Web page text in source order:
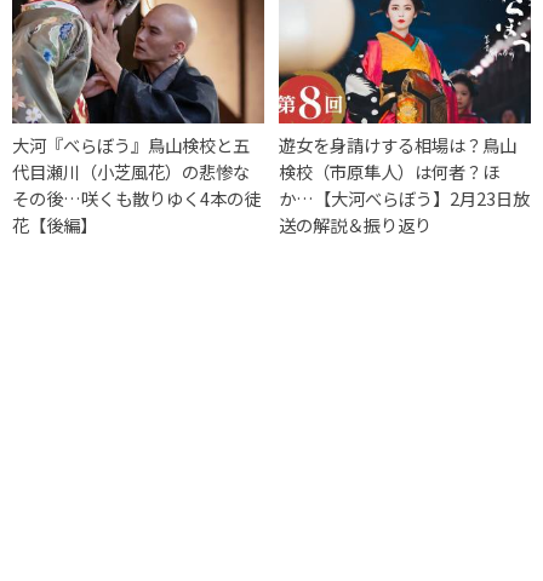
大河『べらぼう』鳥山検校と五
代目瀬川（小芝風花）の悲惨な
その後…咲くも散りゆく4本の徒
花【後編】
遊女を身請けする相場は？鳥山
検校（市原隼人）は何者？ほ
か…【大河べらぼう】2月23日放
送の解説＆振り返り